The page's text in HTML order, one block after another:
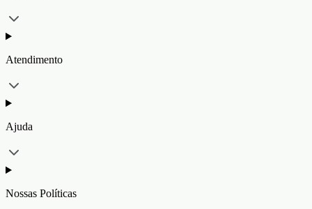
Atendimento
Ajuda
Nossas Políticas